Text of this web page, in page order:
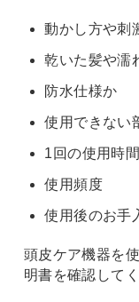
動かし方や刺
乾いた髪や濡
防水仕様か
使用できない
1回の使用時間
使用頻度
使用後のお手
頭皮ケア機器を
明書を確認してく